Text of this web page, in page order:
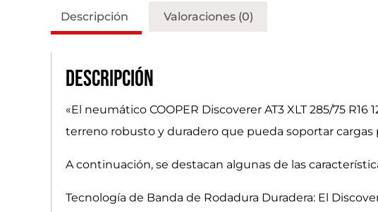
Descripción Valoraciones (0)
Descripción
«El neumático COOPER Discoverer AT3 XLT 285/75
terreno robusto y duradero que pueda soportar cargas
A continuación, se destacan algunas de las
Tecnología de Banda de Rodadura Duradera: El